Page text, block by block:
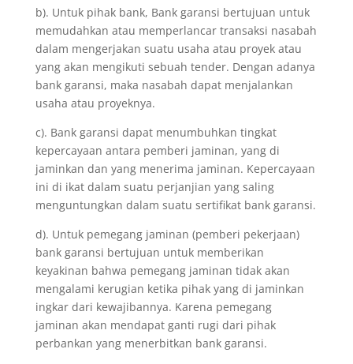
b). Untuk pihak bank, Bank garansi bertujuan untuk
memudahkan atau memperlancar transaksi nasabah
dalam mengerjakan suatu usaha atau proyek atau
yang akan mengikuti sebuah tender. Dengan adanya
bank garansi, maka nasabah dapat menjalankan
usaha atau proyeknya.
c). Bank garansi dapat menumbuhkan tingkat
kepercayaan antara pemberi jaminan, yang di
jaminkan dan yang menerima jaminan. Kepercayaan
ini di ikat dalam suatu perjanjian yang saling
menguntungkan dalam suatu sertifikat bank garansi.
d). Untuk pemegang jaminan (pemberi pekerjaan)
bank garansi bertujuan untuk memberikan
keyakinan bahwa pemegang jaminan tidak akan
mengalami kerugian ketika pihak yang di jaminkan
ingkar dari kewajibannya. Karena pemegang
jaminan akan mendapat ganti rugi dari pihak
perbankan yang menerbitkan bank garansi.